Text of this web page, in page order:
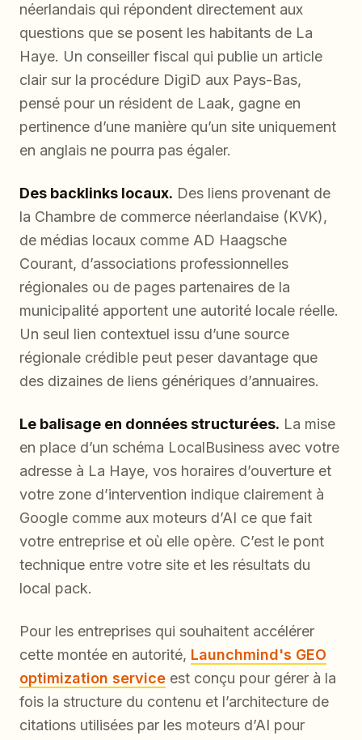
néerlandais qui répondent directement aux
questions que se posent les habitants de La
Haye. Un conseiller fiscal qui publie un article
clair sur la procédure DigiD aux Pays-Bas,
pensé pour un résident de Laak, gagne en
pertinence d’une manière qu’un site uniquement
en anglais ne pourra pas égaler.
Des backlinks locaux. Des liens provenant de
la Chambre de commerce néerlandaise (KVK),
de médias locaux comme AD Haagsche
Courant, d’associations professionnelles
régionales ou de pages partenaires de la
municipalité apportent une autorité locale réelle.
Un seul lien contextuel issu d’une source
régionale crédible peut peser davantage que
des dizaines de liens génériques d’annuaires.
Le balisage en données structurées. La mise
en place d’un schéma LocalBusiness avec votre
adresse à La Haye, vos horaires d’ouverture et
votre zone d’intervention indique clairement à
Google comme aux moteurs d’AI ce que fait
votre entreprise et où elle opère. C’est le pont
technique entre votre site et les résultats du
local pack.
Pour les entreprises qui souhaitent accélérer
cette montée en autorité, Launchmind's GEO
optimization service est conçu pour gérer à la
fois la structure du contenu et l’architecture de
citations utilisées par les moteurs d’AI pour